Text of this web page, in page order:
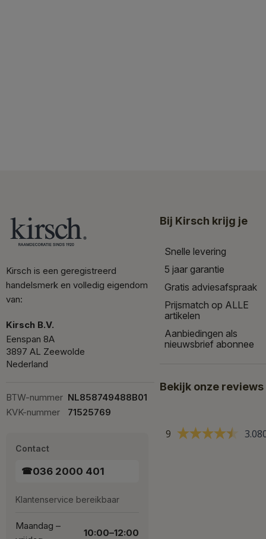
Kirsch is een geregistreerd
handelsmerk en volledig eigendom
van:
Kirsch B.V.
Eenspan 8A
3897 AL Zeewolde
Nederland
BTW-nummer NL858749488B01
KVK-nummer
71525769
Contact
☎036 2000 401
Klantenservice bereikbaar
Maandag –
10:00–12:00
Bij Kirsch krijg je
Snelle levering
5 jaar garantie
Gratis adviesafspraak
Prijsmatch op ALLE
artikelen
Aanbiedingen als
nieuwsbrief abonnee
Bekijk onze reviews
9